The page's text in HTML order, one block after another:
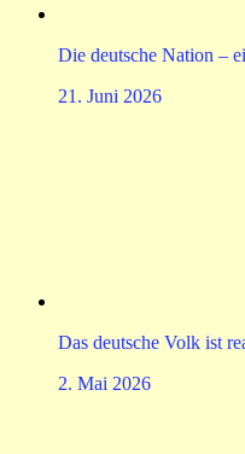
Die deutsche Nation –
21. Juni 2026
Das deutsche Volk ist
2. Mai 2026